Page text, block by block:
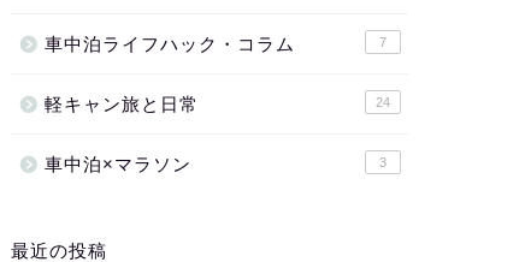
車中泊ライフハック・コラム 7
軽キャン旅と日常 24
車中泊×マラソン 3
最近の投稿